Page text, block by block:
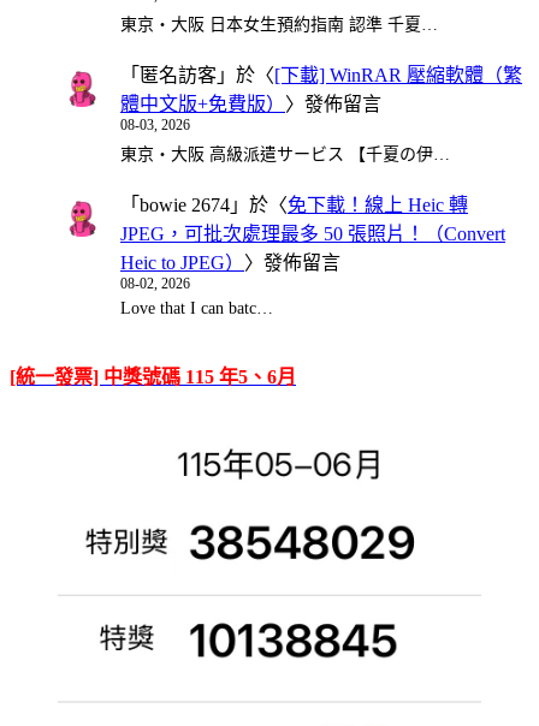
東京・大阪 日本女生預約指南 認準 千夏…
「 匿名訪客 」於〈[下載] WinRAR 壓縮軟體（繁
體中文版+免費版） 〉發佈留言
08-03, 2026
東京・大阪 高級派遣サービス 【千夏の伊…
「 bowie 2674 」於〈免下載！線上 Heic 轉
JPEG，可批次處理最多 50 張照片！（Convert
Heic to JPEG） 〉發佈留言
08-02, 2026
Love that I can batc…
[統一發票] 中獎號碼 115 年5、6月